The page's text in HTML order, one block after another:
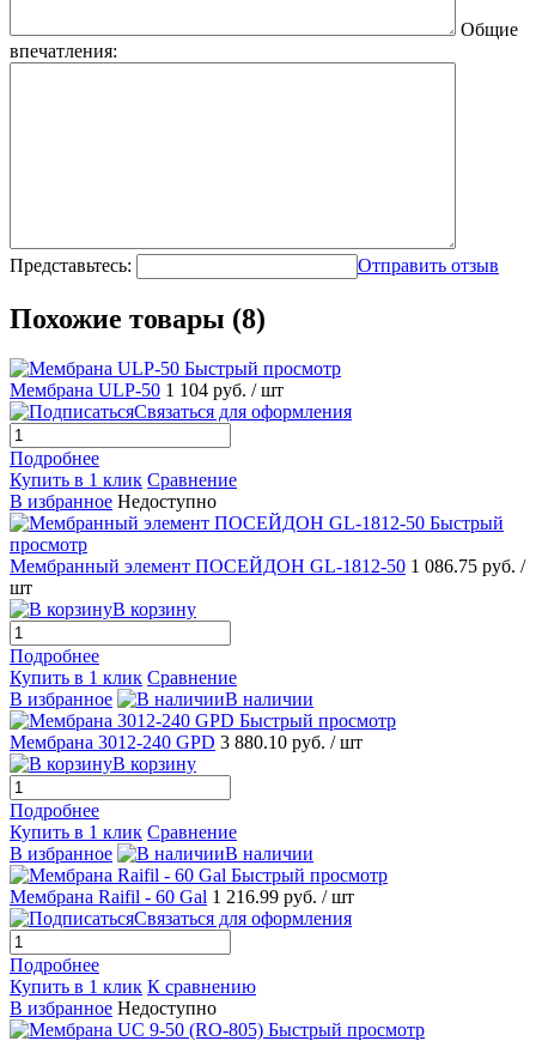
Общие
впечатления:
Представьтесь: Отправить отзыв
Похожие товары (8)
Быстрый просмотр
Мембрана ULP-50 1 104 руб. / шт
Связаться для оформления
Подробнее
Купить в 1 клик Сравнение
В избранное Недоступно
Быстрый
просмотр
Мембранный элемент ПОСЕЙДОН GL-1812-50 1 086.75 руб. /
шт
В корзину
Подробнее
Купить в 1 клик Сравнение
В избранное
В наличии
Быстрый просмотр
Мембрана 3012-240 GPD 3 880.10 руб. / шт
В корзину
Подробнее
Купить в 1 клик Сравнение
В избранное
В наличии
Быстрый просмотр
Мембрана Raifil - 60 Gal 1 216.99 руб. / шт
Связаться для оформления
Подробнее
Купить в 1 клик К сравнению
В избранное Недоступно
Быстрый просмотр